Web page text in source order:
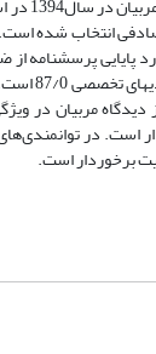
566 نفر نمونه از روش
پایایی پرسشنامه
تحلیل
مربیان در
است. در
برخوردار است.